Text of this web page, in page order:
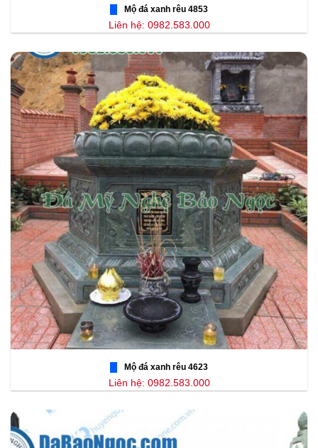
Mộ đá xanh rêu 4853
Liên hệ: 0982.583.000
Mộ đá xanh rêu 4623
Liên hệ: 0982.583.000